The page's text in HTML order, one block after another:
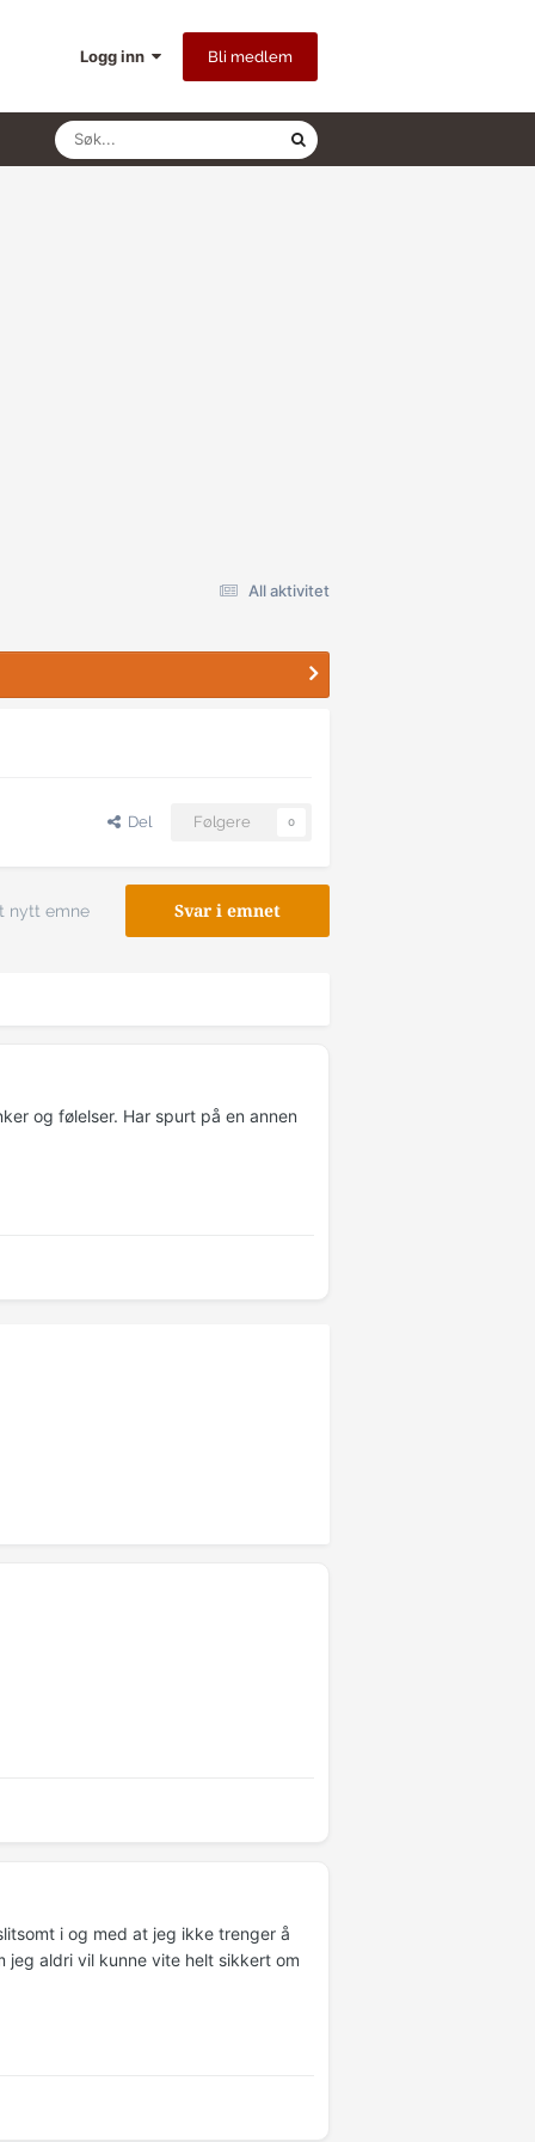
Logg inn Bli medlem
All aktivitet
Del Følgere 0
Svar i emnet
nytt emne
og følelser. Har spurt på en annen
i og med at jeg ikke trenger å
jeg aldri vil kunne vite helt sikkert om